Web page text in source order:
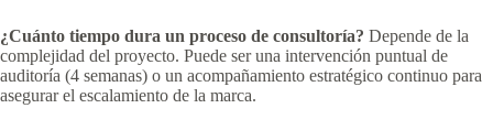
¿Cuánto tiempo dura un proceso de consultoría? Depende de la
complejidad del proyecto. Puede ser una intervención puntual de
auditoría (4 semanas) o un acompañamiento estratégico continuo para
asegurar el escalamiento de la marca.